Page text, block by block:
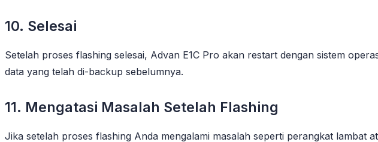
10. Selesai
Setelah proses flashing selesai, Advan E1C Pro akan restart dengan sistem
data yang telah di-backup sebelumnya.
11. Mengatasi Masalah Setelah Flashing
Jika setelah proses flashing Anda mengalami masalah seperti perangkat